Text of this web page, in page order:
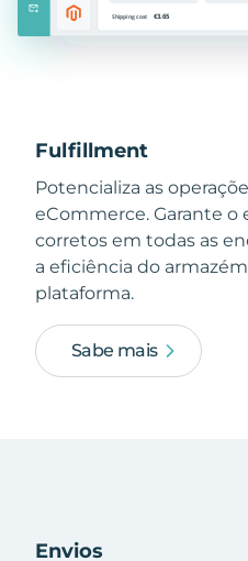
Fulfillment
Potencializa as
eCommerce. Garante
corretos em todas as
a eficiência do
plataforma.
Sabe mais
Envios